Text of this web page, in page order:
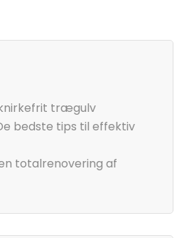
trægulv
bedste tips til effektiv
totalrenovering af